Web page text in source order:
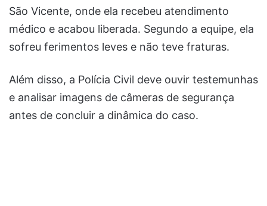
São Vicente, onde ela recebeu atendimento
médico e acabou liberada. Segundo a equipe, ela
sofreu ferimentos leves e não teve fraturas.
Além disso, a Polícia Civil deve ouvir testemunhas
e analisar imagens de câmeras de segurança
antes de concluir a dinâmica do caso.